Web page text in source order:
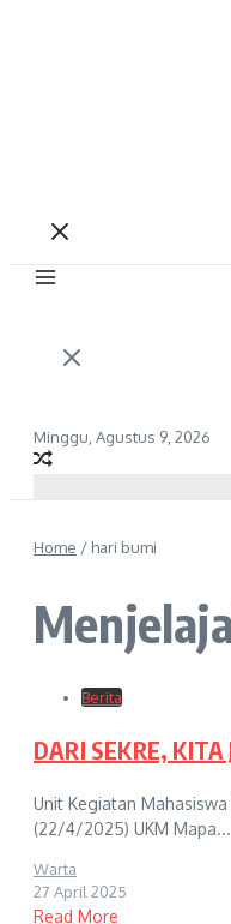
Minggu, Agustus 9, 2026
Home / hari bumi
Berita
DARI SEKRE,
Unit Kegiatan
(22/4/2025) UKM Mapa...
Warta
27 April 2025
Read More